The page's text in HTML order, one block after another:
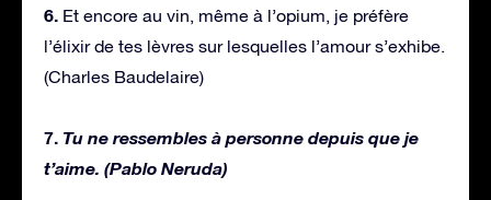
6. Et encore au vin, même à l’opium, je préfère
l’élixir de tes lèvres sur lesquelles l’amour s’exhibe.
(Charles Baudelaire)
7. Tu ne ressembles à personne depuis que je
t’aime. (Pablo Neruda)